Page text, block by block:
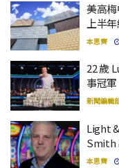
美高
上半
本思齊
22 歲
事冠
新聞編輯
Light
Smith
本思齊